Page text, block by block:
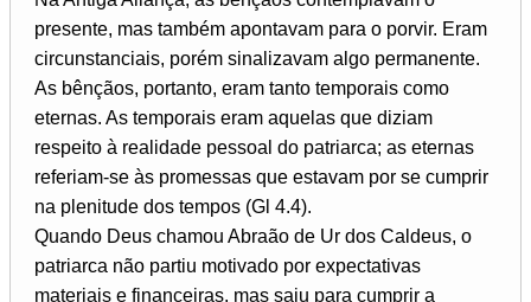
presente, mas também apontavam para o porvir. Eram
circunstanciais, porém sinalizavam algo permanente.
As bênçãos, portanto, eram tanto temporais como
eternas. As temporais eram aquelas que diziam
respeito à realidade pessoal do patriarca; as eternas
referiam-se às promessas que estavam por se cumprir
na plenitude dos tempos (Gl 4.4).
Quando Deus chamou Abraão de Ur dos Caldeus, o
patriarca não partiu motivado por expectativas
materiais e financeiras, mas saiu para cumprir a